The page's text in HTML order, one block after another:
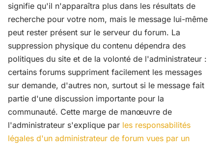
signifie qu'il n'apparaîtra plus dans les résultats de
recherche pour votre nom, mais le message lui-même
peut rester présent sur le serveur du forum. La
suppression physique du contenu dépendra des
politiques du site et de la volonté de l'administrateur :
certains forums suppriment facilement les messages
sur demande, d'autres non, surtout si le message fait
partie d'une discussion importante pour la
communauté. Cette marge de manœuvre de
l'administrateur s'explique par les responsabilités
légales d'un administrateur de forum vues par un